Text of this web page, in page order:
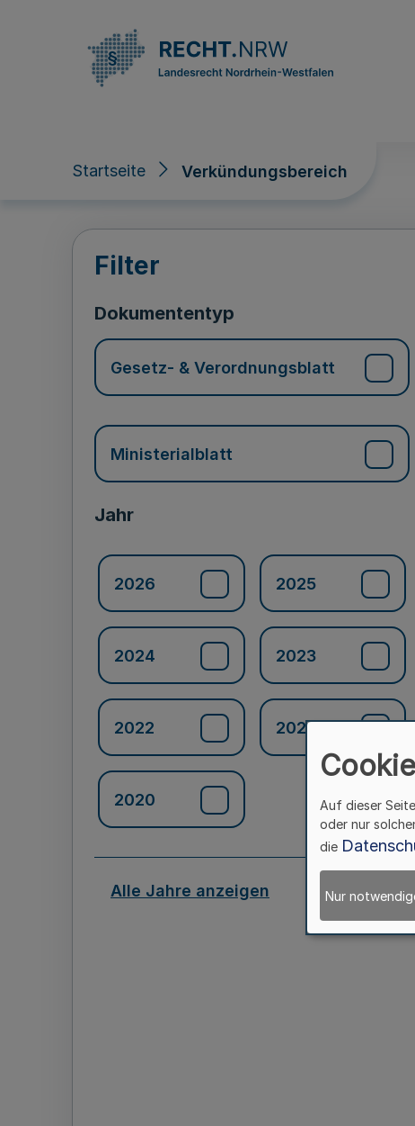
Startseite Verkündungsbereich
Filter
Dokumententyp
Gesetz- & Verordnungsblatt
Ministerialblatt
Jahr
2026 2025
2024 2023
2022 2021
2020
Alle Jahre anzeigen
Auf dieser
oder nur
die
Nur